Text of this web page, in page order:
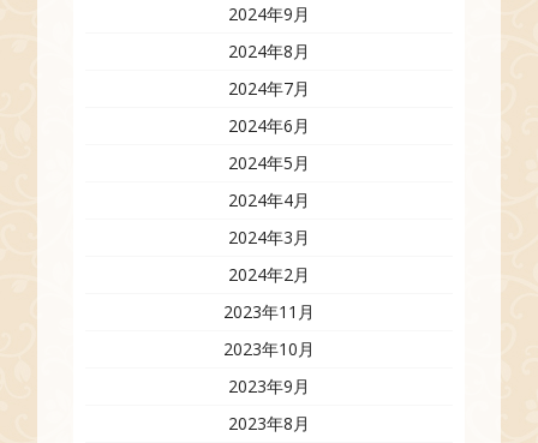
2024年9月
2024年8月
2024年7月
2024年6月
2024年5月
2024年4月
2024年3月
2024年2月
2023年11月
2023年10月
2023年9月
2023年8月